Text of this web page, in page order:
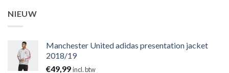
NIEUW
Manchester United adidas presentation jacket
2018/19
€49,99incl. btw